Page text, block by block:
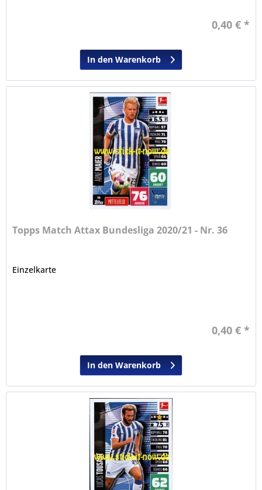
0,40 € *
In den Warenkorb
Topps Match Attax Bundesliga 2020/21 - Nr. 36
Einzelkarte
0,40 € *
In den Warenkorb